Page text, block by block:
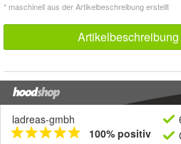
* maschinell aus der Artikelbeschreibung erstellt
ladreas-gmbh
100% positiv